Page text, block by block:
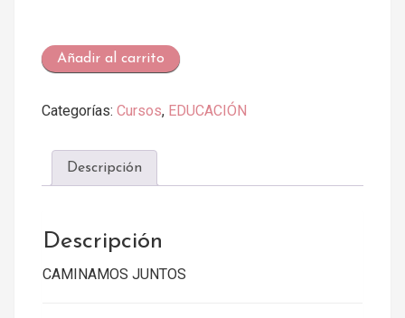
CAMINAMOS
JUNTOS
Añadir al carrito
Categorías: Cursos, EDUCACIÓN
Descripción
Descripción
CAMINAMOS JUNTOS